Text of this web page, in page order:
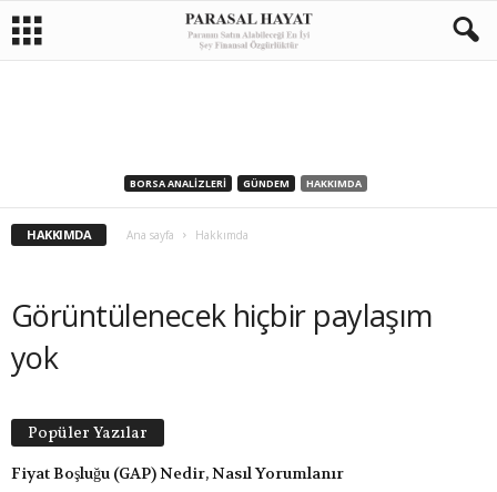
BORSA ANALIZLERI GÜNDEM HAKKIMDA
HAKKIMDA Ana sayfa Hakkımda
Görüntülenecek hiçbir paylaşım
yok
Popüler Yazılar
Fiyat Boşluğu (GAP) Nedir, Nasıl Yorumlanır